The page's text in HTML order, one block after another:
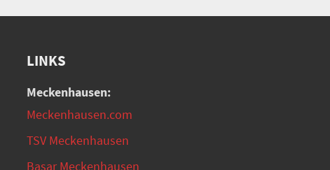
LINKS
Meckenhausen:
Meckenhausen.com
TSV Meckenhausen
Basar Meckenhausen